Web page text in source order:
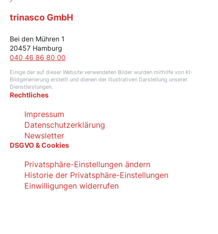
trinasco GmbH
Bei den Mühren 1
20457 Hamburg
040 46 86 80 00
Einige der auf dieser Website verwendeten Bilder wurden mithilfe von KI-
Bildgenerierung erstellt und dienen der illustrativen Darstellung unserer
Dienstleistungen.
Rechtliches
Impressum
Datenschutzerklärung
Newsletter
DSGVO & Cookies
Privatsphäre-Einstellungen ändern
Historie der Privatsphäre-Einstellungen
Einwilligungen widerrufen